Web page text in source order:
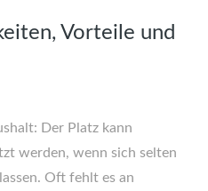
Vorteile und
Der Platz kann
werden, wenn sich selten
Oft fehlt es an